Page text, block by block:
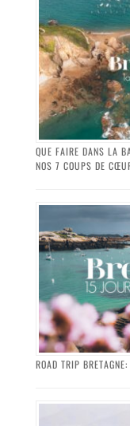
QUE FAIRE DANS LA
NOS 7 COUPS DE
ROAD TRIP